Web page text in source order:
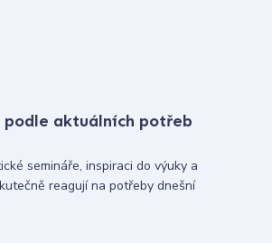
podle aktuálních potřeb
semináře, inspiraci do výuky a
reagují na potřeby dnešní